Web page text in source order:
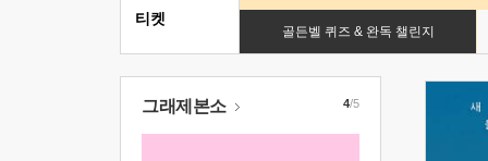
골든벨 퀴즈 & 완독 챌린지
티켓
그래제본소 4/5